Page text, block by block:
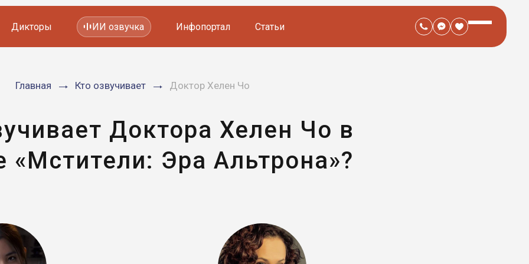
Мультфильмов
Дикторы ИИ озвучка Инфопортал Статьи
Главная Кто озвучивает Доктор Хелен Чо
Доктора Хелен Чо в
«Мстители: Эра Альтрона»?